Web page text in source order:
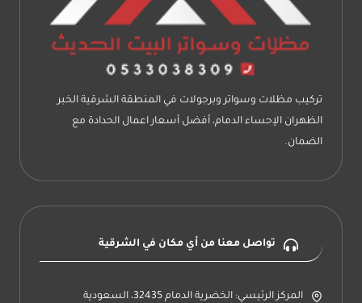
تركيب مظلات وسواتر وبرجولات في المنطقة الشرقية الخبر
الظهران الإحساء الدمام، أفضل أسعار اعمال الحدادة مع
الضمان.
تواصل معنا من أي مكان في الشرقية
المركز الرئيسي: الخضرية الدمام 32435، السعودية